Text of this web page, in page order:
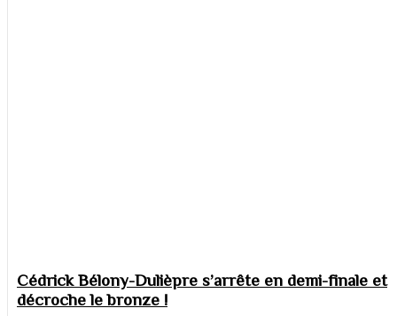
Cédrick Bélony-Dulièpre s’arrête en demi-finale et
décroche le bronze !